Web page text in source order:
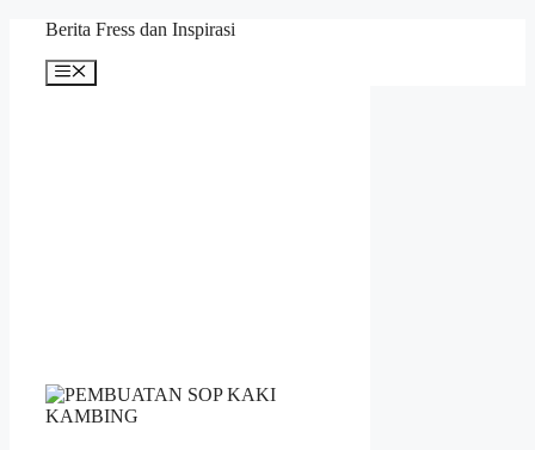
content
Berita Fress dan Inspirasi
Menu